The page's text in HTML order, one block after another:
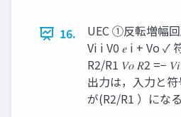
16.
UEC ①反転増幅
Vi i V0 𝑒 i + Vo ✓
R2/R1 𝑉𝑜 𝑅2 =−
出力は，入力と
が(R2/R1 ）にな